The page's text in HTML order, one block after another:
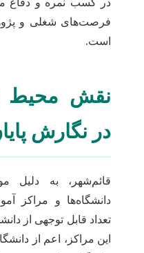
در کسب نمره و دفاع
فرصت‌های شغلی و
است.
نقش محیط
در نگارش
قائم‌شهر، به دلیل
دانشگاه‌ها و مراکز
تعداد قابل توجهی از
این مراکز، اعم از